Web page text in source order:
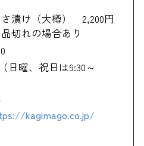
漬け（大樽） 2,200円
切れの場合あり
日曜、祝日は9:30～
kagimago.co.jp/